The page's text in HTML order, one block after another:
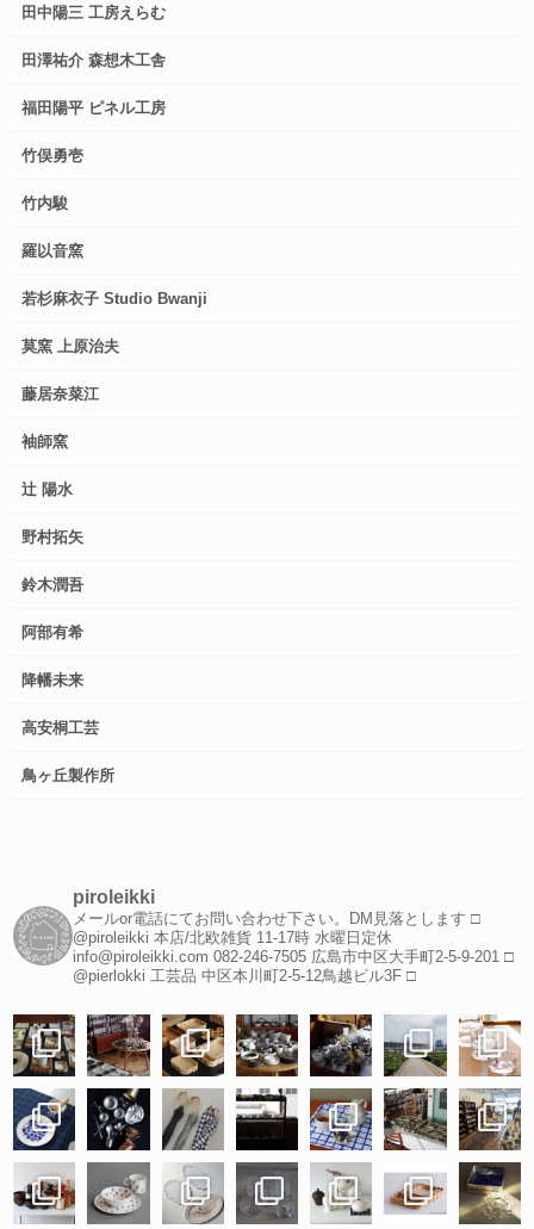
田中陽三 工房えらむ
田澤祐介 森想木工舎
福田陽平 ピネル工房
竹俣勇壱
竹内駿
羅以音窯
若杉麻衣子 Studio Bwanji
莫窯 上原治夫
藤居奈菜江
袖師窯
辻 陽水
野村拓矢
鈴木潤吾
阿部有希
降幡未来
高安桐工芸
鳥ヶ丘製作所
piroleikki
メールor電話にてお問い合わせ下さい。DM見落とします □
@piroleikki 本店/北欧雑貨 11-17時 水曜日定休
info@piroleikki.com 082-246-7505 広島市中区大手町2-5-9-201 □
@pierlokki 工芸品 中区本川町2-5-12鳥越ビル3F □